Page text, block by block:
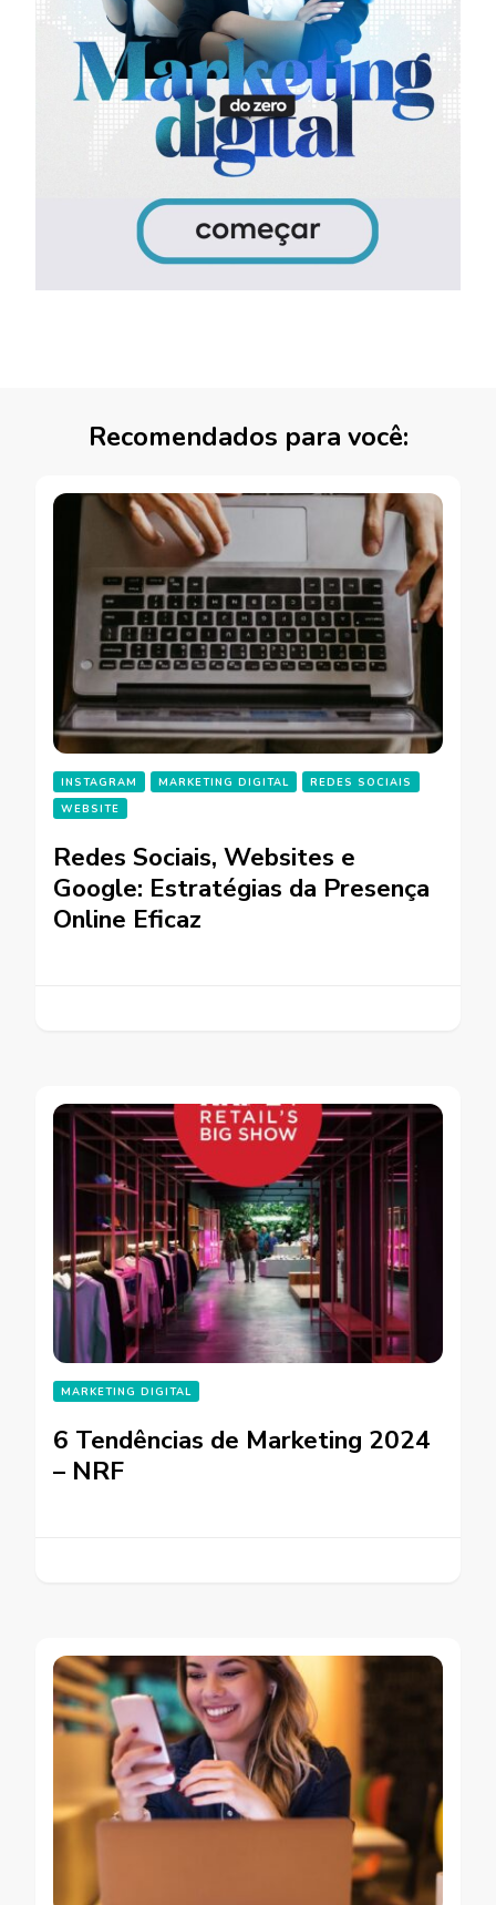
Recomendados para você:
INSTAGRAM MARKETING DIGITAL
REDES SOCIAIS
WEBSITE
Redes Sociais, Websites e
Google: Estratégias da Presença
Online Eficaz
MARKETING DIGITAL
6 Tendências de Marketing 2024
– NRF